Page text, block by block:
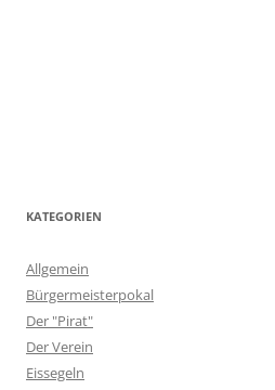
KATEGORIEN
Allgemein
Bürgermeisterpokal
Der "Pirat"
Der Verein
Eissegeln